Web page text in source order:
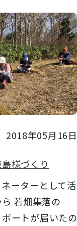
2018年05月16日
様づくり
ーターとして活
若畑集落の
ポートが届いたの